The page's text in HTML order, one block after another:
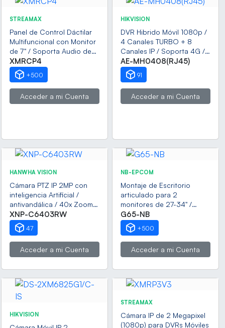
STREAMAX
Panel de Control Dáctilar
Multifuncional con Monitor
de 7" / Soporta Audio de
Dos Vías / Compatible con
DVR´s Móviles XMR Epcom
XMRCP4
+500
Acceder a mi Cuenta
HIKVISION
DVR Hibrido Móvil 1080p /
4 Canales TURBO + 8
Canales IP / Soporta 4G /
WiFi / GPS / Sensor G /
Soporta 2 Memorias SD /
Alarmas I/O / Salida de
Video
AE-MH0408(RJ45)
91
Acceder a mi Cuenta
HANWHA VISION
Cámara PTZ IP 2MP con
inteligencia Artificial /
antivandálica / 40x Zoom
Óptico / IR 200m / Exterior
IP66 / IK10 / NEMA4X /
Auto tracking / H.265 &
WiseStream / Wiper
incluido / NTCIP
XNP-C6403RW
47
Acceder a mi Cuenta
NB-EPCOM
Montaje de Escritorio
articulado para 2
monitores de 27-34" /
Soporta hasta 16 kg por
brazo/ Vesa 75 x 75 / 100 x
100 / Acero / Giro: 360°
G65-NB
+500
Acceder a mi Cuenta
HIKVISION
STREAMAX
Cámara IP de 2 Megapixel
(1080p) para DVRs Móviles